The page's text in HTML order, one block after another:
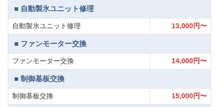
■ 自動製氷ユニット修理
自動製氷ユニット修理 13,000円〜
■ ファンモーター交換
ファンモーター交換 14,000円〜
■ 制御基板交換
制御基板交換 15,000円〜